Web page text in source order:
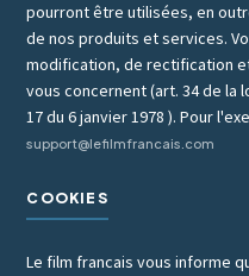
pourront être utilisées, en
de nos produits et services.
modification, de rectification
vous concernent (art. 34 de la
17 du 6 janvier 1978 ). Pour
support@lefilmfrancais.com
COOKIES
Le film francais vous informe